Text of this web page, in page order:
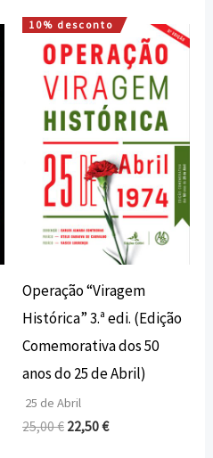
10% desconto
Operação “Viragem
Histórica” 3.ª edi. (Edição
Comemorativa dos 50
anos do 25 de Abril)
25 de Abril
25,00€
O
preço
original
era:
25,00 €.
22,50€
O
preço
atual
é:
22,50 €.